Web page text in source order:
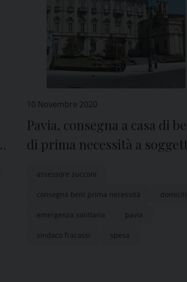
10 Novembre 2020
Pavia, consegna a casa di
di prima necessità a
assessore zucconi
consegna beni prima necessità
emergenza sanitaria pavia
sindaco fracassi spesa